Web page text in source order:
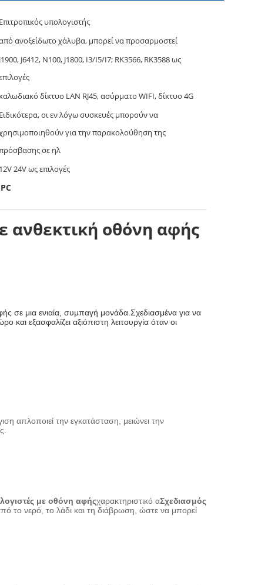
Επιτροπικός υπολογιστής
ανοξείδωτο χάλυβα, μπορεί να προσαρμοστεί
J1900, J6412, N100, J1800, I3/I5/I7; RK3566, RK3588 ως
καλωδιακό δίκτυο LAN RJ45, ασύρματο WIFI, δίκτυο 4G
Ειδικότερα, οι εν λόγω συσκευές μπορούν να
για την παρακολούθηση της
σε ηλ
12V 24V ως επιλογές
ανθεκτική οθόνη αφής
σε μια ενιαία, συμπαγή μονάδα.Σχεδιασμένα για να
εξασφαλίζει αξιόπιστη λειτουργία όταν οι
απλοποιεί την εγκατάσταση, μειώνει την
με οθόνη αφήςχαρακτηριστικό αΣχεδιασμός
το νερό, το λάδι και τη διάβρωση, ώστε να μπορεί